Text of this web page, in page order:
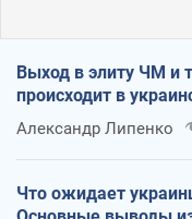
Выход в элиту ЧМ и
происходит в
Александр Липенко
Что ожидает